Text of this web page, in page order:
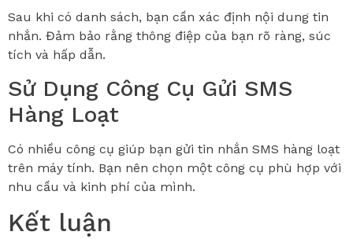
Sau khi có danh sách, bạn cần xác định nội dung tin
nhắn. Đảm bảo rằng thông điệp của bạn rõ ràng, súc
tích và hấp dẫn.
Sử Dụng Công Cụ Gửi SMS
Hàng Loạt
Có nhiều công cụ giúp bạn gửi tin nhắn SMS hàng loạt
trên máy tính. Bạn nên chọn một công cụ phù hợp với
nhu cầu và kinh phí của mình.
Kết luận